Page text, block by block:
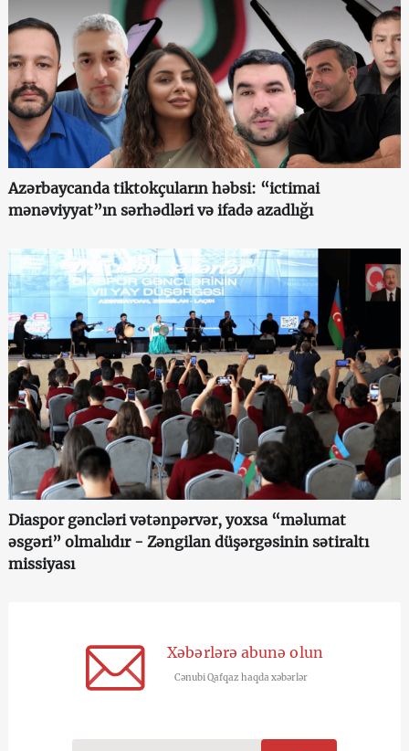
Azərbaycanda tiktokçuların həbsi: “ictimai
mənəviyyat”ın sərhədləri və ifadə azadlığı
Diaspor gəncləri vətənpərvər, yoxsa “məlumat
əsgəri” olmalıdır - Zəngilan düşərgəsinin sətiraltı
missiyası
Xəbərlərə abunə olun
Cənubi Qafqaz haqda xəbərlər